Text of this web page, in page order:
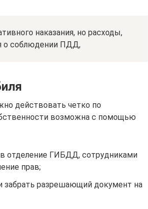
наказания, но расходы,
о соблюдении ПДД,
действовать четко по
возможна с помощью
отделение ГИБДД, сотрудниками
прав;
забрать разрешающий документ на